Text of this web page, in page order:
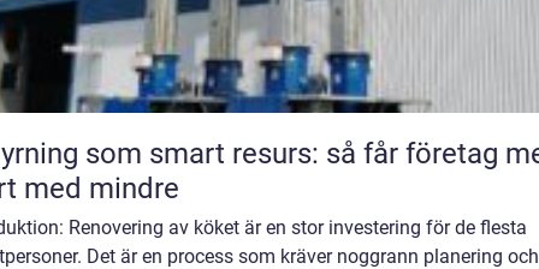
som smart resurs: så får företag
med mindre
Renovering av köket är en stor investering för de flesta
Det är en process som kräver noggrann planering och